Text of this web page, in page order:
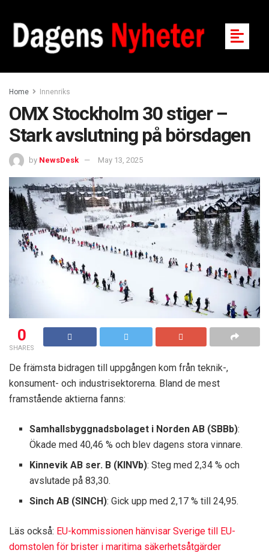
Home Innenriks
OMX Stockholm 30 stiger –
Stark avslutning på börsdagen
by NewsDesk May 13, 2025
0
SHARES
De främsta bidragen till uppgången kom från teknik-,
konsument- och industrisektorerna. Bland de mest
framstående aktierna fanns:
Samhallsbyggnadsbolaget i Norden AB (SBBb):
Ökade med 40,46 % och blev dagens stora vinnare.
Kinnevik AB ser. B (KINVb): Steg med 2,34 % och
avslutade på 83,30.
Sinch AB (SINCH): Gick upp med 2,17 % till 24,95.
Läs också: EU-kommissionen hänvisar Sverige till EU-
domstolen för brister i maritima säkerhetsåtgärder